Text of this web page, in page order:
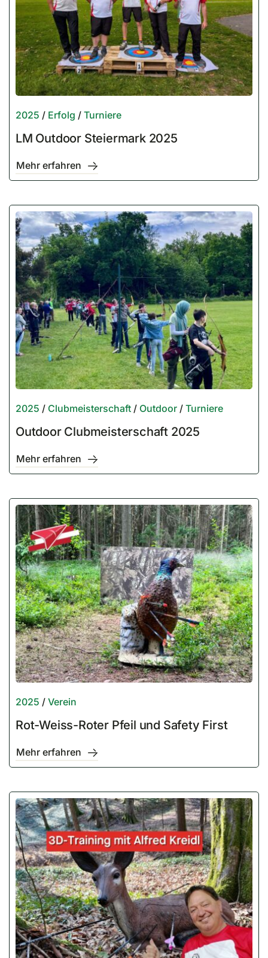
2025 / Erfolg / Turniere
LM Outdoor Steiermark 2025
Mehr erfahren
2025 / Clubmeisterschaft/ Outdoor/ Turniere
Outdoor Clubmeisterschaft 2025
Mehr erfahren
2025 / Verein
Rot-Weiss-Roter Pfeil und Safety First
Mehr erfahren